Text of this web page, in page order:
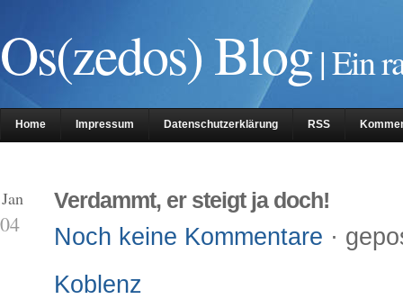
Os(zedos) Blog| Ein
Home Impressum Datenschutzerklärung RSS
Verdammt, er steigt ja doch!
Noch keine Kommentare ·
Koblenz